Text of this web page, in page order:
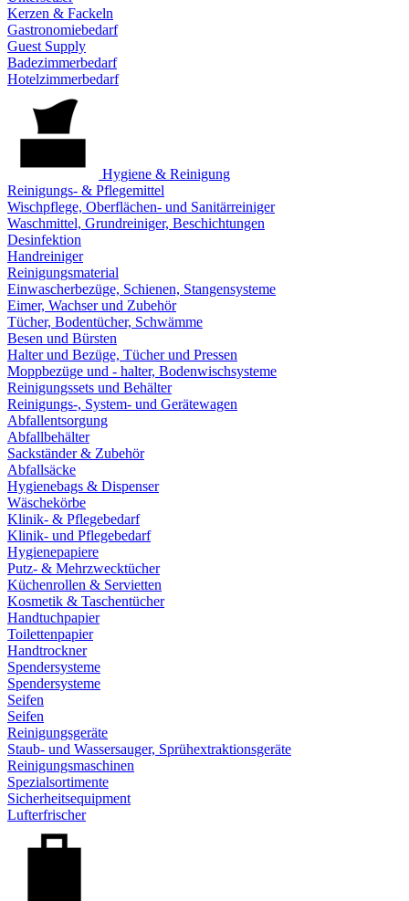
Kerzen & Fackeln
Gastronomiebedarf
Guest Supply
Badezimmerbedarf
Hotelzimmerbedarf
Hygiene & Reinigung
Reinigungs- & Pflegemittel
Wischpflege, Oberflächen- und Sanitärreiniger
Waschmittel, Grundreiniger, Beschichtungen
Desinfektion
Handreiniger
Reinigungsmaterial
Einwascherbezüge, Schienen, Stangensysteme
Eimer, Wachser und Zubehör
Tücher, Bodentücher, Schwämme
Besen und Bürsten
Halter und Bezüge, Tücher und Pressen
Moppbezüge und - halter, Bodenwischsysteme
Reinigungssets und Behälter
Reinigungs-, System- und Gerätewagen
Abfallentsorgung
Abfallbehälter
Sackständer & Zubehör
Abfallsäcke
Hygienebags & Dispenser
Wäschekörbe
Klinik- & Pflegebedarf
Klinik- und Pflegebedarf
Hygienepapiere
Putz- & Mehrzwecktücher
Küchenrollen & Servietten
Kosmetik & Taschentücher
Handtuchpapier
Toilettenpapier
Handtrockner
Spendersysteme
Spendersysteme
Seifen
Seifen
Reinigungsgeräte
Staub- und Wassersauger, Sprühextraktionsgeräte
Reinigungsmaschinen
Spezialsortimente
Sicherheitsequipment
Lufterfrischer